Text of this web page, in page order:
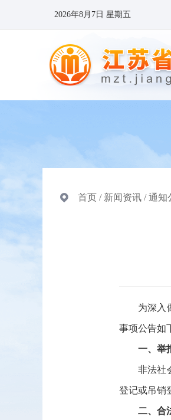
2026年8月7日 星期五
首页 / 新闻资讯 /通知
为深入
事项公告如
一、举
非法社
登记或吊销
二、合